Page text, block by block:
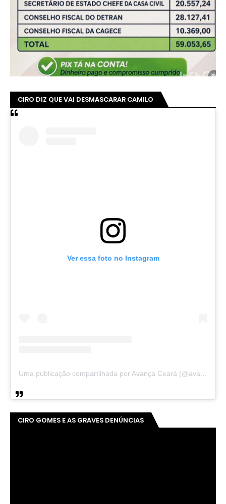
CIRO DIZ QUE VAI DESMASCARAR CAMILO
Ver essa foto no Instagram
Uma publicação compartilhada por Avança Ceará (@avancaceara)
CIRO GOMES E AS GRAVES DENÚNCIAS